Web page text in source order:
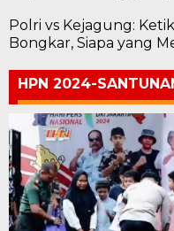
Polri vs Kejagung:
Bongkar, Siapa yang
HPN 2024-